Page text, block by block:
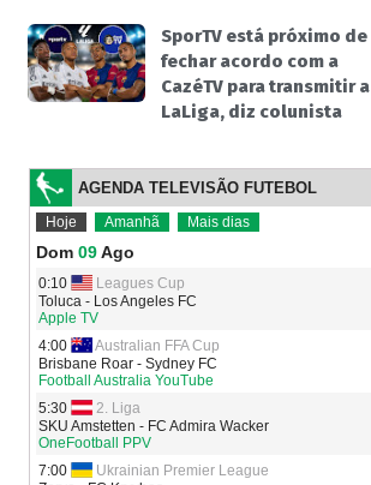
SporTV está próximo de
fechar acordo com a
CazéTV para transmitir a
LaLiga, diz colunista